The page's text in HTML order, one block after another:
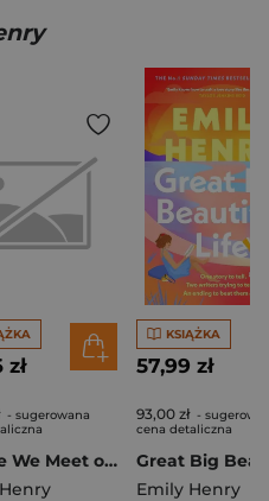
zł
- sugerowana
People We Meet on Vacation: Collector's Edition (Netflix Tie-In)
KSIĄŻKA
57,99 zł
93,00 zł -
cena detaliczna
Emily Henry